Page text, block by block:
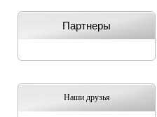
Партнеры
Наши друзья